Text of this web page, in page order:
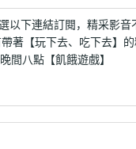
點選以下連結訂閱，
著【玩下去、吃下去
八點【飢餓遊戲】